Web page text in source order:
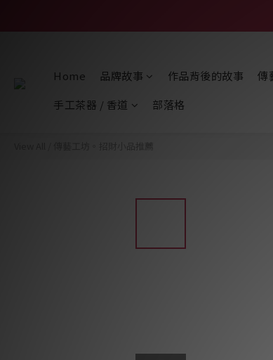
Home 品牌故事 作品背後的故事 傳
手工茶器 / 香道
部落格